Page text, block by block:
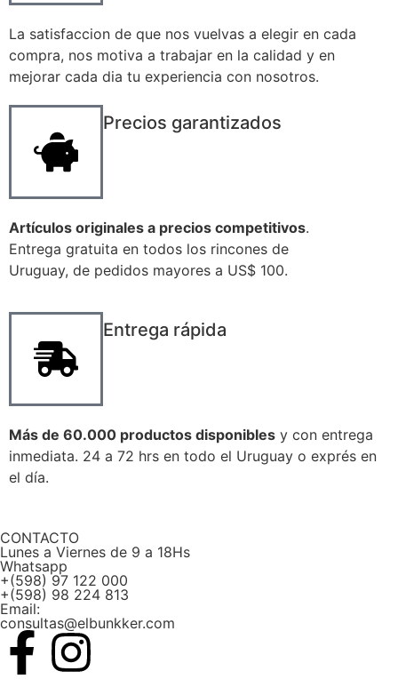
La satisfaccion de que nos vuelvas a elegir en cada
compra, nos motiva a trabajar en la calidad y en
mejorar cada dia tu experiencia con nosotros.
Precios garantizados
Artículos originales a precios competitivos.
Entrega gratuita en todos los rincones de
Uruguay, de pedidos mayores a US$ 100.
Entrega rápida
Más de 60.000 productos disponibles y con entrega
inmediata. 24 a 72 hrs en todo el Uruguay o exprés en
el día.
CONTACTO
Lunes a Viernes de 9 a 18Hs
Whatsapp
+(598) 97 122 000
+(598) 98 224 813
Email:
consultas@elbunkker.com